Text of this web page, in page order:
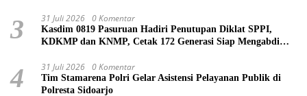
3 31 Juli 2026 0 Komentar
Kasdim 0819 Pasuruan Hadiri Penutupan Diklat SPPI,
KDKMP dan KNMP, Cetak 172 Generasi Siap Mengabdi
4 31 Juli 2026 0 Komentar
Tim Stamarena Polri Gelar Asistensi Pelayanan Publik di
Polresta Sidoarjo